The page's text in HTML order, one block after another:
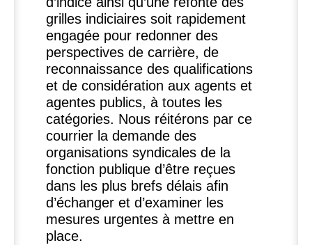
grilles indiciaires soit rapidement
engagée pour redonner des
perspectives de carrière, de
reconnaissance des qualifications
et de considération aux agents et
agentes publics, à toutes les
catégories. Nous réitérons par ce
courrier la demande des
organisations syndicales de la
fonction publique d’être reçues
dans les plus brefs délais afin
d’échanger et d’examiner les
mesures urgentes à mettre en
place.